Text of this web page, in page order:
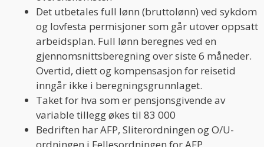
Det utbetales full lønn (bruttolønn) ved sykdom
og lovfesta permisjoner som går utover oppsatt
arbeidsplan. Full lønn beregnes ved en
gjennomsnittsberegning over siste 6 måneder.
Overtid, diett og kompensasjon for reisetid
inngår ikke i beregningsgrunnlaget.
Taket for hva som er pensjonsgivende av
variable tillegg økes til 83 000
Bedriften har AFP, Sliterordningen og O/U-
ordningen i Fellesordningen for AFP